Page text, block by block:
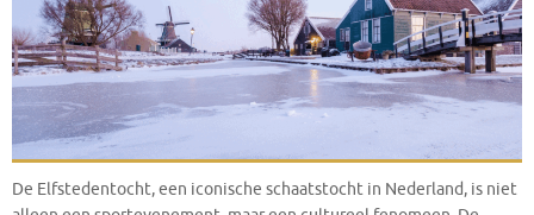
De Elfstedentocht, een iconische schaatstocht in Nederland, is niet